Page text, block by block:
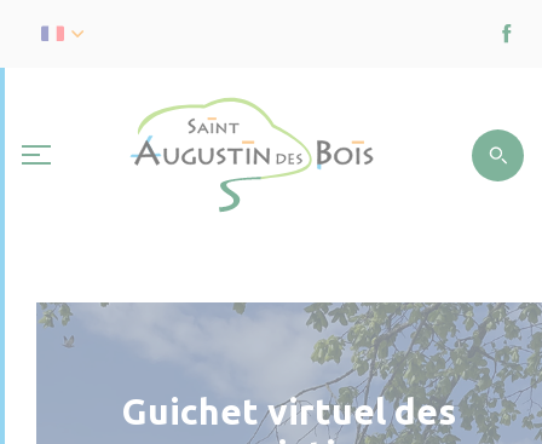
Guichet virtuel des